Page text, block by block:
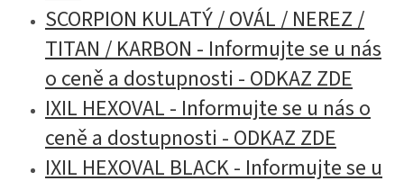
SCORPION KULATÝ / OVÁL / NEREZ /
TITAN / KARBON - Informujte se u nás
o ceně a dostupnosti - ODKAZ ZDE
IXIL HEXOVAL - Informujte se u nás o
ceně a dostupnosti - ODKAZ ZDE
IXIL HEXOVAL BLACK - Informujte se u